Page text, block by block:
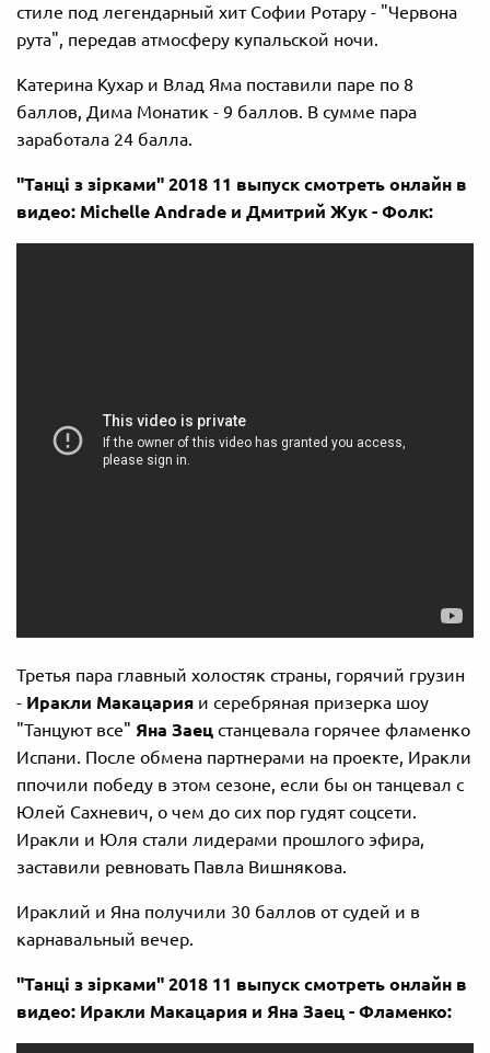
стиле под легендарный хит Софии Ротару - "Червона
рута", передав атмосферу купальской ночи.
Катерина Кухар и Влад Яма поставили паре по 8
баллов, Дима Монатик - 9 баллов. В сумме пара
заработала 24 балла.
"Танці з зірками" 2018 11 выпуск смотреть онлайн в
видео: Michelle Andrade и Дмитрий Жук - Фолк:
Третья пара главный холостяк страны, горячий грузин
- Иракли Макацария и серебряная призерка шоу
"Танцуют все" Яна Заец станцевала горячее фламенко
Испани. После обмена партнерами на проекте, Иракли
ппочили победу в этом сезоне, если бы он танцевал с
Юлей Сахневич, о чем до сих пор гудят соцсети.
Иракли и Юля стали лидерами прошлого эфира,
заставили ревновать Павла Вишнякова.
Ираклий и Яна получили 30 баллов от судей и в
карнавальный вечер.
"Танці з зірками" 2018 11 выпуск смотреть онлайн в
видео: Иракли Макацария и Яна Заец - Фламенко: